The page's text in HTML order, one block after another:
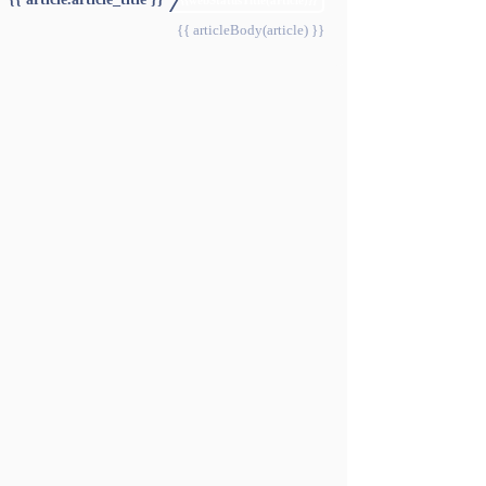
{{ articleBody(article) }}